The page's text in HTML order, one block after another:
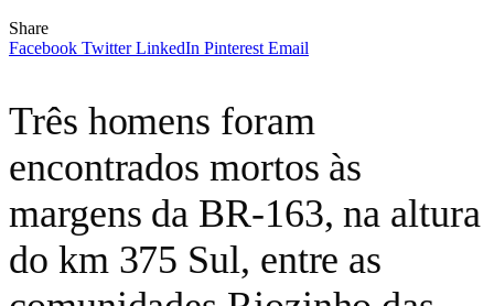
Share
Facebook Twitter LinkedIn Pinterest Email
Três homens foram
encontrados mortos às
margens da BR-163, na altura
do km 375 Sul, entre as